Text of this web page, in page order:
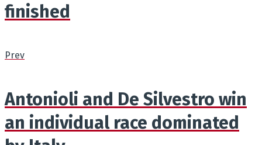
finished
Prev
Antonioli and De Silvestro win
an individual race dominated